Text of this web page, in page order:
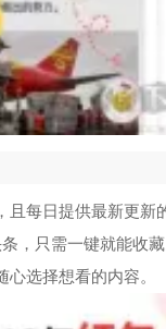
每日提供最新更新
，只需一键就能收
选择想看的内容。